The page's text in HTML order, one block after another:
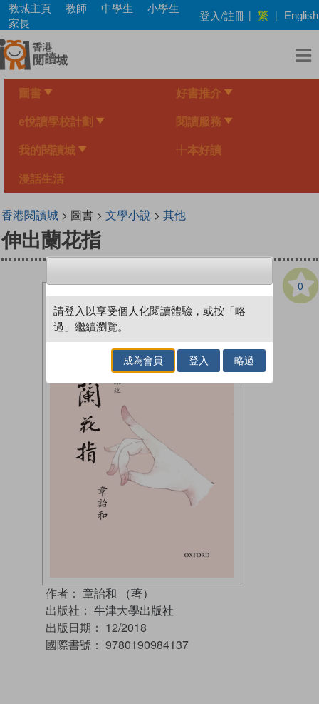
Skip
main
content
教城主頁 教師 中學生
小學生
家長
登入/註冊 | 繁 | English
圖書 好書推介
e悅讀學校計劃 閱讀服務
我的閱讀城 十本好讀
漫話生活
香港閱讀城> 圖書 > 文學小說 > 其他
伸出蘭花指
0
作者： 章詒和 （著）
出版社： 牛津大學出版社
出版日期： 12/2018
國際書號： 9780190984137
請登入以享受個人化閱讀體驗，或按「略
過」繼續瀏覽。
成為會員 登入 略過